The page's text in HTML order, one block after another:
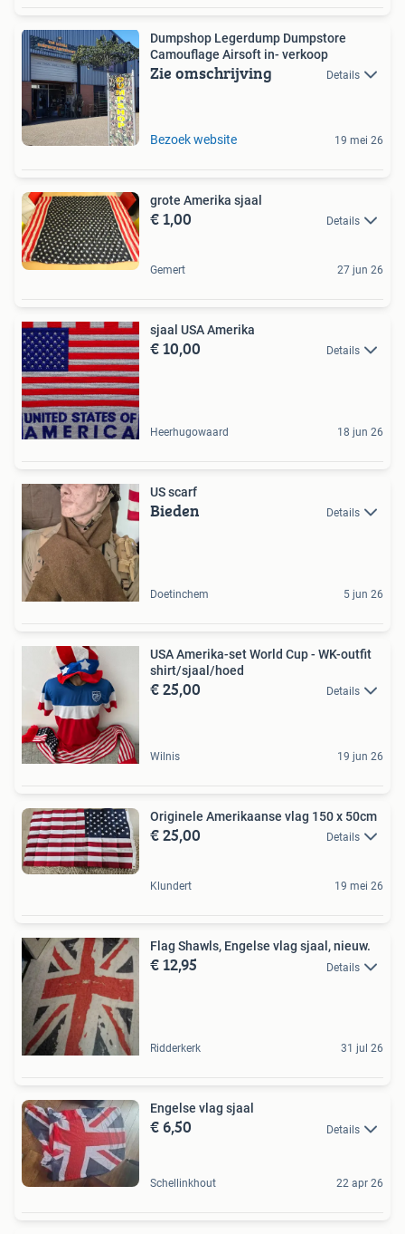
Dumpshop Legerdump Dumpstore
Camouflage Airsoft in- verkoop
Zie omschrijving Details
Bezoek website 19 mei 26
grote Amerika sjaal
€ 1,00 Details
Gemert 27 jun 26
sjaal USA Amerika
€ 10,00 Details
Heerhugowaard 18 jun 26
US scarf
Bieden Details
Doetinchem 5 jun 26
USA Amerika-set World Cup - WK-outfit
shirt/sjaal/hoed
€ 25,00 Details
Wilnis 19 jun 26
Originele Amerikaanse vlag 150 x 50cm
€ 25,00 Details
Klundert 19 mei 26
Flag Shawls, Engelse vlag sjaal, nieuw.
€ 12,95 Details
Ridderkerk 31 jul 26
Engelse vlag sjaal
€ 6,50 Details
Schellinkhout 22 apr 26